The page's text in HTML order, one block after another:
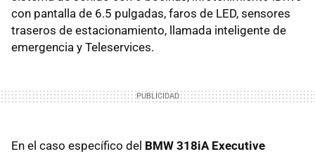
con pantalla de 6.5 pulgadas, faros de LED, sensores
traseros de estacionamiento, llamada inteligente de
emergencia y Teleservices.
En el caso específico del BMW 318iA Executive